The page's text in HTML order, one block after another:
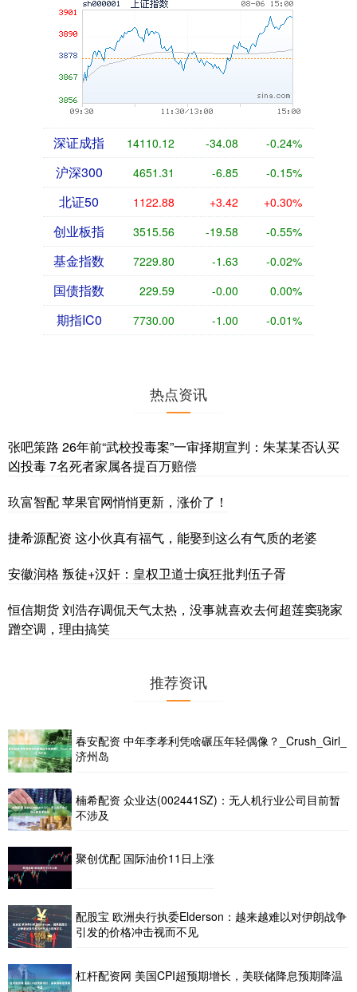
深证成指 14110.12 -34.08 -0.24%
沪深300 4651.31 -6.85 -0.15%
北证50 1122.88 +3.42 +0.30%
创业板指 3515.56 -19.58 -0.55%
基金指数 7229.80 -1.63 -0.02%
国债指数 229.59 -0.00 0.00%
期指IC0 7730.00 -1.00 -0.01%
热点资讯
张吧策路 26年前“武校投毒案”一审择期宣判：朱某某否认买
凶投毒 7名死者家属各提百万赔偿
玖富智配 苹果官网悄悄更新，涨价了！
捷希源配资 这小伙真有福气，能娶到这么有气质的老婆
安徽润格 叛徒+汉奸：皇权卫道士疯狂批判伍子胥
恒信期货 刘浩存调侃天气太热，没事就喜欢去何超莲窦骁家
蹭空调，理由搞笑
推荐资讯
春安配资 中年李孝利凭啥碾压年轻偶像？_Crush_Girl_
济州岛
楠希配资 众业达(002441SZ)：无人机行业公司目前暂
不涉及
聚创优配 国际油价11日上涨
配股宝 欧洲央行执委Elderson：越来越难以对伊朗战争
引发的价格冲击视而不见
杠杆配资网 美国CPI超预期增长，美联储降息预期降温